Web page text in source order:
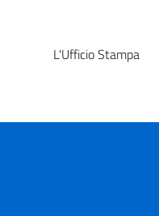
L'Ufficio Stampa